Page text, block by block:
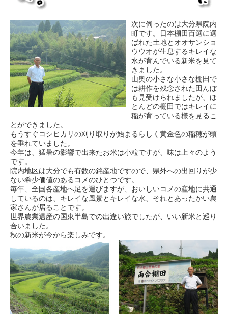
次に伺ったのは大分県院内
町です。日本棚田百選に選
ばれた土地とオオサンショ
ウウオが生息するキレイな
水が育んでいる新米を見て
きました。
山奥の小さな小さな棚田で
は耕作を残念された田んぼ
も見受けられましたが、ほ
とんどの棚田ではキレイに
稲が育っている様を見るこ
とができました。
もうすぐコシヒカリの刈り取りが始まるらしく黄金色の稲穂が頭
を垂れていました。
今年は、猛暑の影響で出来たお米は小粒ですが、味は上々のよう
です。
院内地区は大分でも有数の銘産地ですので、県外への出回りが少
ない希少価値のあるコメのひとつです。
毎年、全国各産地へ足を運びますが、おいしいコメの産地に共通
しているのは、キレイな風景とキレイな水、それとあったかい農
家さんが居ることです。
世界農業遺産の国東半島での出逢い旅でしたが、いい新米と巡り
合いました。
秋の新米が今から楽しみです。